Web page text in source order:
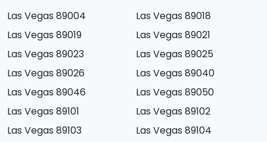
Las Vegas 89004
Las Vegas 89018
Las Vegas 89019
Las Vegas 89021
Las Vegas 89023
Las Vegas 89025
Las Vegas 89026
Las Vegas 89040
Las Vegas 89046
Las Vegas 89050
Las Vegas 89101
Las Vegas 89102
Las Vegas 89103
Las Vegas 89104